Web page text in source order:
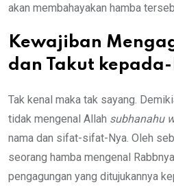
akan membahayakan hamba
Kewajiban
dan Takut k
Tak kenal maka tak sayang.
tidak mengenal Allah subhanahu
nama dan sifat-sifat-Nya. Oleh
seorang hamba mengenal
pengagungan yang ditujukannya